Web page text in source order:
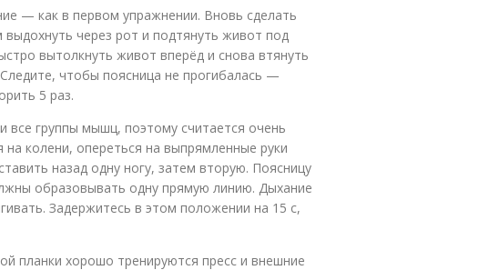
— как в первом упражнении. Вновь сделать
через рот и подтянуть живот под
вытолкнуть живот вперёд и снова втянуть
чтобы поясница не прогибалась —
5 раз.
все группы мышц, поэтому считается очень
колени, опереться на выпрямленные руки
назад одну ногу, затем вторую. Поясницу
образовывать одну прямую линию. Дыхание
Задержитесь в этом положении на 15 с,
планки хорошо тренируются пресс и внешние